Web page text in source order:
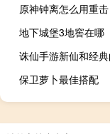
原神钟离怎么用重击
地下城堡3地窖在哪
诛仙手游新仙和经
保卫萝卜最佳搭配